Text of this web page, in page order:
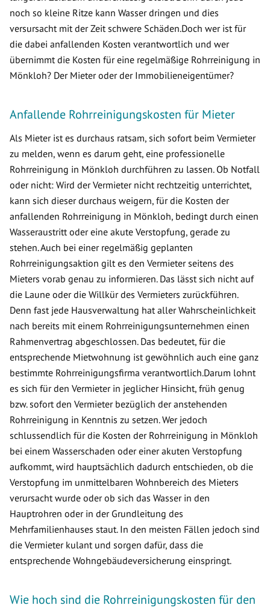
noch so kleine Ritze kann Wasser dringen und dies
versursacht mit der Zeit schwere Schäden.Doch wer ist für
die dabei anfallenden Kosten verantwortlich und wer
übernimmt die Kosten für eine regelmäßige Rohrreinigung in
Mönkloh? Der Mieter oder der Immobilieneigentümer?
Anfallende Rohrreinigungskosten für Mieter
Als Mieter ist es durchaus ratsam, sich sofort beim Vermieter
zu melden, wenn es darum geht, eine professionelle
Rohrreinigung in Mönkloh durchführen zu lassen. Ob Notfall
oder nicht: Wird der Vermieter nicht rechtzeitig unterrichtet,
kann sich dieser durchaus weigern, für die Kosten der
anfallenden Rohrreinigung in Mönkloh, bedingt durch einen
Wasseraustritt oder eine akute Verstopfung, gerade zu
stehen. Auch bei einer regelmäßig geplanten
Rohrreinigungsaktion gilt es den Vermieter seitens des
Mieters vorab genau zu informieren. Das lässt sich nicht auf
die Laune oder die Willkür des Vermieters zurückführen.
Denn fast jede Hausverwaltung hat aller Wahrscheinlichkeit
nach bereits mit einem Rohrreinigungsunternehmen einen
Rahmenvertrag abgeschlossen. Das bedeutet, für die
entsprechende Mietwohnung ist gewöhnlich auch eine ganz
bestimmte Rohrreinigungsfirma verantwortlich.Darum lohnt
es sich für den Vermieter in jeglicher Hinsicht, früh genug
bzw. sofort den Vermieter bezüglich der anstehenden
Rohrreinigung in Kenntnis zu setzen. Wer jedoch
schlussendlich für die Kosten der Rohrreinigung in Mönkloh
bei einem Wasserschaden oder einer akuten Verstopfung
aufkommt, wird hauptsächlich dadurch entschieden, ob die
Verstopfung im unmittelbaren Wohnbereich des Mieters
verursacht wurde oder ob sich das Wasser in den
Hauptrohren oder in der Grundleitung des
Mehrfamilienhauses staut. In den meisten Fällen jedoch sind
die Vermieter kulant und sorgen dafür, dass die
entsprechende Wohngebäudeversicherung einspringt.
Wie hoch sind die Rohrreinigungskosten für den